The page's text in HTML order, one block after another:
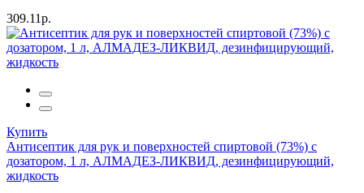
309.11р.
Купить
Антисептик для рук и поверхностей спиртовой (73%) с
дозатором, 1 л, АЛМАДЕЗ-ЛИКВИД, дезинфицирующий,
жидкость